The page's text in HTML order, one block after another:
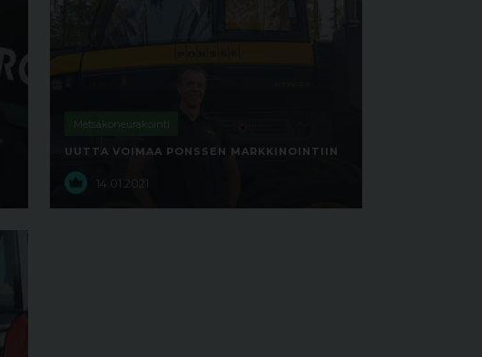
Metsäkoneurakointi
UUTTA VOIMAA PONSSEN MARKKINOINTIIN
14.01.2021